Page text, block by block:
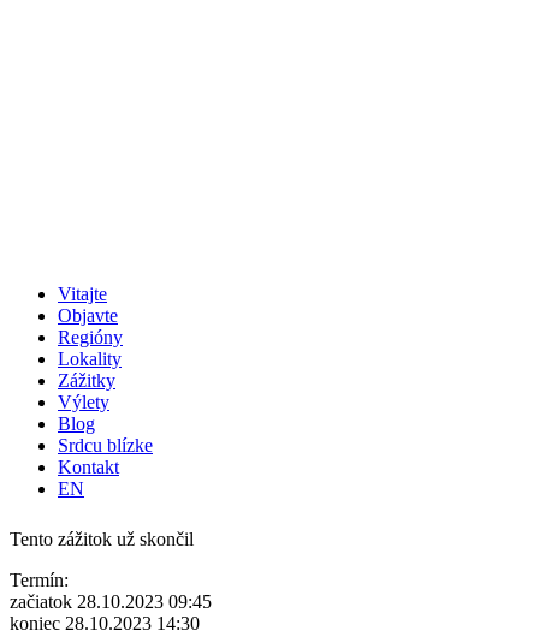
Vitajte
Objavte
Regióny
Lokality
Zážitky
Výlety
Blog
Srdcu blízke
Kontakt
EN
Tento zážitok už skončil
Termín:
začiatok 28.10.2023 09:45
koniec 28.10.2023 14:30